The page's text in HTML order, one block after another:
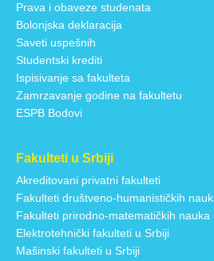
Prava i obaveze studenata
Bolonjska deklaracija
Saveti uspešnih
Studentski krediti
Ispisivanje sa fakulteta
Zamrzavanje godine na fakultetu
ESPB Bodovi
Fakulteti u Srbiji
Akreditovani privatni fakulteti
Fakulteti društveno-humanističkih
Fakulteti prirodno-matematičkih nauka
Elektrotehnički fakulteti u Srbiji
Mašinski fakulteti u Srbiji